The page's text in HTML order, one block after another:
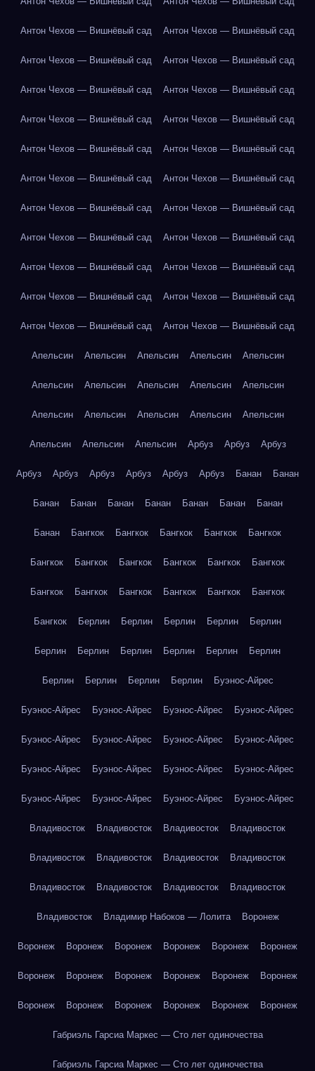
Антон Чехов — Вишнёвый сад Антон Чехов — Вишнёвый сад
Антон Чехов — Вишнёвый сад Антон Чехов — Вишнёвый сад
Антон Чехов — Вишнёвый сад Антон Чехов — Вишнёвый сад
Антон Чехов — Вишнёвый сад Антон Чехов — Вишнёвый сад
Антон Чехов — Вишнёвый сад Антон Чехов — Вишнёвый сад
Антон Чехов — Вишнёвый сад Антон Чехов — Вишнёвый сад
Антон Чехов — Вишнёвый сад Антон Чехов — Вишнёвый сад
Антон Чехов — Вишнёвый сад Антон Чехов — Вишнёвый сад
Антон Чехов — Вишнёвый сад Антон Чехов — Вишнёвый сад
Антон Чехов — Вишнёвый сад Антон Чехов — Вишнёвый сад
Антон Чехов — Вишнёвый сад Антон Чехов — Вишнёвый сад
Апельсин Апельсин Апельсин Апельсин Апельсин
Апельсин Апельсин Апельсин Апельсин Апельсин
Апельсин Апельсин Апельсин Апельсин Апельсин
Апельсин Апельсин Апельсин Арбуз Арбуз Арбуз
Арбуз Арбуз Арбуз Арбуз Арбуз Арбуз Банан Банан
Банан Банан Банан Банан Банан Банан Банан
Банан Бангкок Бангкок Бангкок Бангкок Бангкок
Бангкок Бангкок Бангкок Бангкок Бангкок Бангкок
Бангкок Бангкок Бангкок Бангкок Бангкок Бангкок
Бангкок Берлин Берлин Берлин Берлин Берлин
Берлин Берлин Берлин Берлин Берлин Берлин
Берлин Берлин Берлин Берлин Буэнос-Айрес
Буэнос-Айрес Буэнос-Айрес Буэнос-Айрес Буэнос-Айрес
Буэнос-Айрес Буэнос-Айрес Буэнос-Айрес Буэнос-Айрес
Буэнос-Айрес Буэнос-Айрес Буэнос-Айрес Буэнос-Айрес
Буэнос-Айрес Буэнос-Айрес Буэнос-Айрес Буэнос-Айрес
Владивосток Владивосток Владивосток Владивосток
Владивосток Владивосток Владивосток Владивосток
Владивосток Владивосток Владивосток Владивосток
Владивосток Владимир Набоков — Лолита Воронеж
Воронеж Воронеж Воронеж Воронеж Воронеж Воронеж
Воронеж Воронеж Воронеж Воронеж Воронеж Воронеж
Воронеж Воронеж Воронеж Воронеж Воронеж Воронеж
Габриэль Гарсиа Маркес — Сто лет одиночества
Габриэль Гарсиа Маркес — Сто лет одиночества